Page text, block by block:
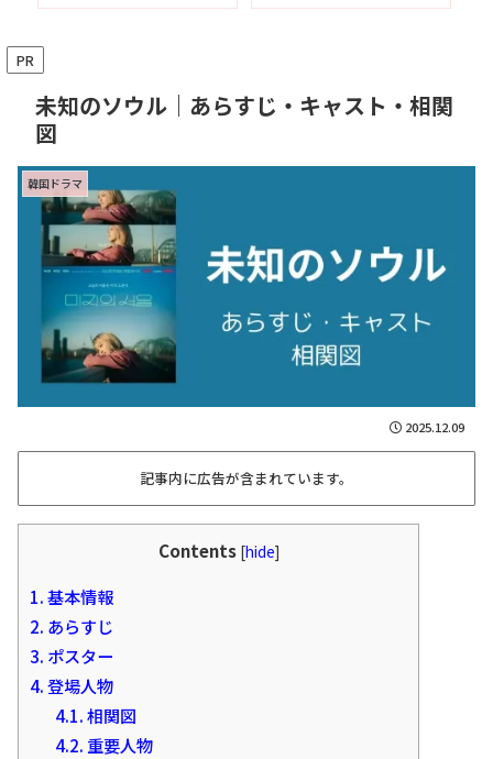
PR
未知のソウル｜あらすじ・キャスト・相関
図
韓国ドラマ
2025.12.09
記事内に広告が含まれています。
Contents [hide]
1.基本情報
2. あらすじ
3. ポスター
4.登場人物
4.1.相関図
4.2. 重要人物